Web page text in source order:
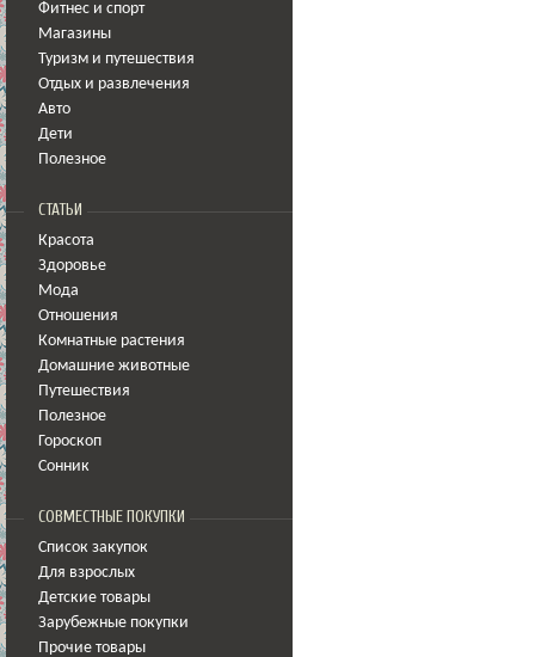
Фитнес и спорт
Магазины
Туризм и путешествия
Отдых и развлечения
Авто
Дети
Полезное
СТАТЬИ
Красота
Здоровье
Мода
Отношения
Комнатные растения
Домашние животные
Путешествия
Полезное
Гороскоп
Сонник
СОВМЕСТНЫЕ ПОКУПКИ
Список закупок
Для взрослых
Детские товары
Зарубежные покупки
Прочие товары